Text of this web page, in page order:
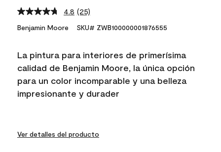
4.8 Read
25
Reviews.
link.
(25)
Benjamin Moore SKU# ZWB100000001876555
La pintura para interiores de primerísima
calidad de Benjamin Moore, la única opción
para un color incomparable y una belleza
impresionante y durader
Ver detalles del producto